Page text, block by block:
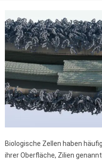
Biologische Zellen haben
ihrer Oberfläche, Zilien